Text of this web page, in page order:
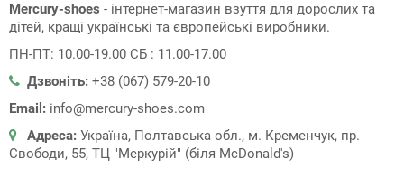
Mercury-shoes - інтернет-магазин взуття для дорослих та
дітей, кращі українські та європейські виробники.
ПН-ПТ: 10.00-19.00 СБ : 11.00-17.00
Дзвоніть: +38 (067) 579-20-10
Email: info@mercury-shoes.com
Адреса: Україна, Полтавська обл., м. Кременчук, пр.
Свободи, 55, ТЦ "Меркурій" (біля McDonald's)